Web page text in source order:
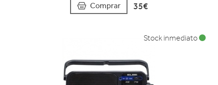
Comprar 35€
Stock inmediato